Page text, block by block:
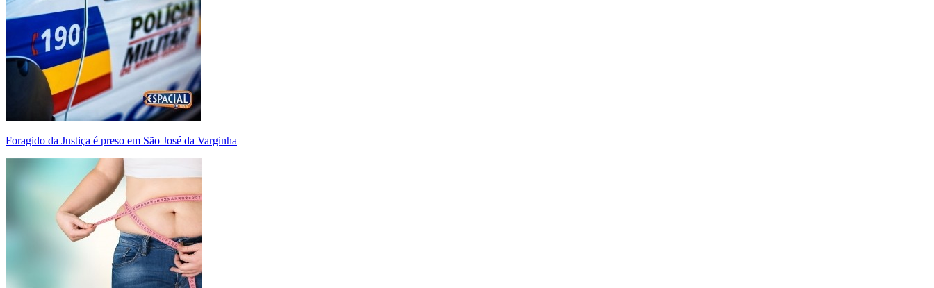
Foragido da Justiça é preso em São José da Varginha